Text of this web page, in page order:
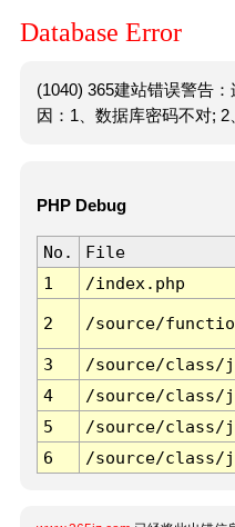
Database Error
(1040) 365建站错误警告
因：1、数据库密码不对; 2
PHP Debug
No. File
1
/index.php
2 /source/
3 /source/class/
4
/source/class/
5
/source/class/
6
/source/class/